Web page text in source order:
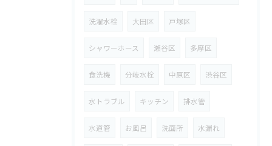
洗濯水栓 大田区 戸塚区
シャワーホース 瀬谷区 多摩区
食洗機 分岐水栓 中原区 渋谷区
水トラブル キッチン 排水管
水道管 お風呂 洗面所 水漏れ